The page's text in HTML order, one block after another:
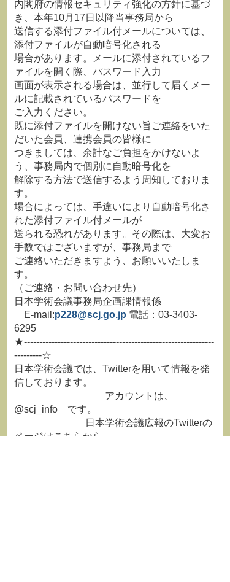
内閣府の情報セキュリティ強化の方針に基づ
き、本年10月17日以降当事務局から
送信する添付ファイル付メールについては、
添付ファイルが自動暗号化される
場合があります。メールに添付されているフ
ァイルを開く際、パスワード入力
画面が表示される場合は、並行して届くメー
ルに記載されているパスワードを
ご入力ください。
既に添付ファイルを開けない旨ご連絡をいた
だいた会員、連携会員の皆様に
つきましては、余計なご負担をかけないよ
う、事務局内で個別に自動暗号化を
解除する方法で送信するよう周知しておりま
す。
場合によっては、手違いにより自動暗号化さ
れた添付ファイル付メールが
送られる恐れがあります。その際は、大変お
手数ではございますが、事務局まで
ご連絡いただきますよう、お願いいたしま
す。
（ご連絡・お問い合わせ先）
日本学術会議事務局企画課情報係
E-mail:p228@scj.go.jp 電話：03-3403-
6295
★--------------------------------------------------------------
---------☆
日本学術会議では、Twitterを用いて情報を発
信しております。
アカウントは、
@scj_info です。
日本学術会議広報のTwitterの
ページはこちらから